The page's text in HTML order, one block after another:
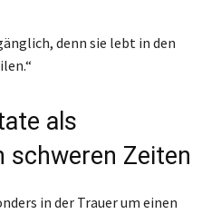
denn sie lebt in den
als
schweren Zeiten
in der Trauer um einen